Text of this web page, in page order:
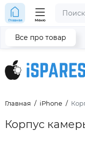
Главная Меню
Главная iPhone
Корпус
Все про товар